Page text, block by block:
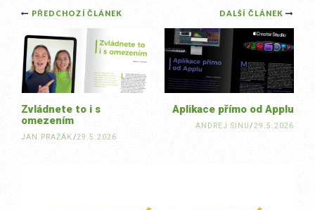
Post
navigation
DALŠÍ ČLÁNEK
Aplikace přímo od Applu
ANDREJ SINU/29.5.2026
PŘEDCHOZÍ ČLÁNEK
Zvládnete to i s
omezením
JAN PRAŽÁK/29.5.2026